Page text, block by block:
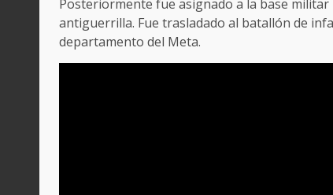
Posteriormente fue asignado a la base
antiguerrilla. Fue trasladado al batallón de
departamento del Meta.